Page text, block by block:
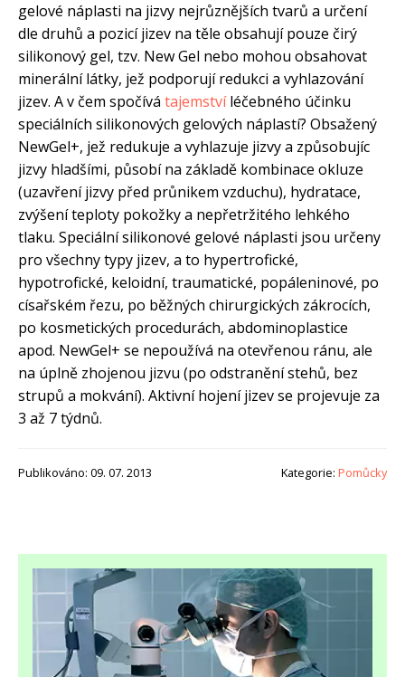
gelové náplasti na jizvy nejrůznějších tvarů a určení
dle druhů a pozicí jizev na těle obsahují pouze čirý
silikonový gel, tzv. New Gel nebo mohou obsahovat
minerální látky, jež podporují redukci a vyhlazování
jizev. A v čem spočívá tajemstvíléčebného účinku
speciálních silikonových gelových náplastí? Obsažený
NewGel+, jež redukuje a vyhlazuje jizvy a způsobujíc
jizvy hladšími, působí na základě kombinace okluze
(uzavření jizvy před průnikem vzduchu), hydratace,
zvýšení teploty pokožky a nepřetržitého lehkého
tlaku. Speciální silikonové gelové náplasti jsou určeny
pro všechny typy jizev, a to hypertrofické,
hypotrofické, keloidní, traumatické, popáleninové, po
císařském řezu, po běžných chirurgických zákrocích,
po kosmetických procedurách, abdominoplastice
apod. NewGel+ se nepoužívá na otevřenou ránu, ale
na úplně zhojenou jizvu (po odstranění stehů, bez
strupů a mokvání). Aktivní hojení jizev se projevuje za
3 až 7 týdnů.
Publikováno: 09. 07. 2013 Kategorie: Pomůcky